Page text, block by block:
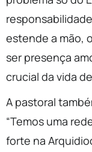
estende a mão,
ser presença
crucial da vida
A pastoral
“Temos uma
forte na